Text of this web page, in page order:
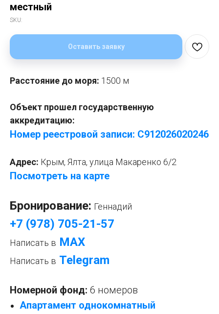
местный
SKU:
Оставить заявку
Расстояние до моря: 1500 м
Объект прошел государственную
аккредитацию:
Номер реестровой записи: С912026020246
Адрес: Крым, Ялта, улица Макаренко 6/2
Посмотреть на карте
Бронирование: Геннадий
+7 (978) 705-21-57
Написать в МАХ
Написать в Telegram
Номерной фонд: 6 номеров
Апартамент однокомнатный